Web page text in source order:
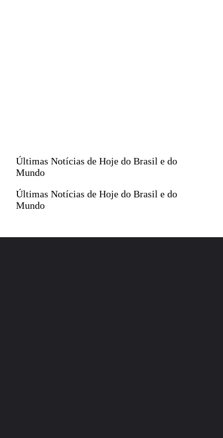
Últimas Notícias de Hoje do Brasil e do
Mundo
Últimas Notícias de Hoje do Brasil e do
Mundo